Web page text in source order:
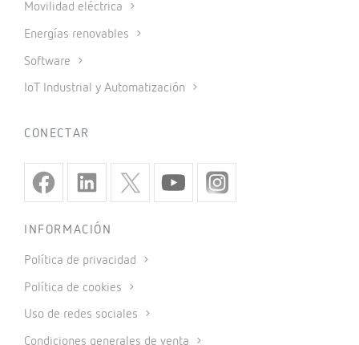
Movilidad eléctrica
Energías renovables
Software
IoT Industrial y Automatización
CONECTAR
INFORMACIÓN
Política de privacidad
Política de cookies
Uso de redes sociales
Condiciones generales de venta